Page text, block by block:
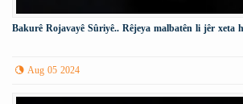
Bakurê Rojavayê Sûriyê.. Rêjeya malbatên li jêr xeta
Aug 05 2024